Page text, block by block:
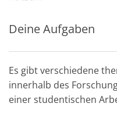
Deine Aufgaben
Es gibt verschiedene
innerhalb des
einer studentischen